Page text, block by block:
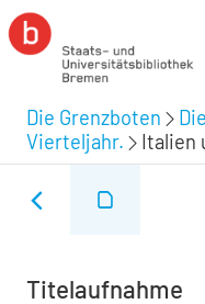
Die Grenzboten
Vierteljahr.
Italien
Titelaufnahme